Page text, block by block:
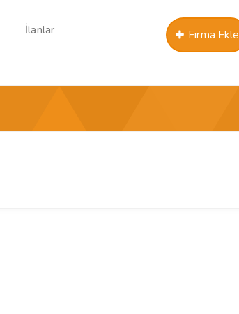
İlanlar
Firma Ekle